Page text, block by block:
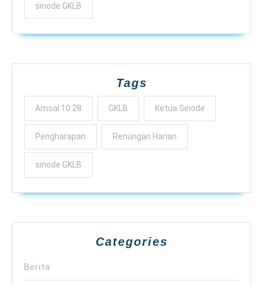
sinode GKLB
Tags
Amsal 10:28 GKLB Ketua Sinode
Pengharapan Renungan Harian
sinode GKLB
Categories
Berita